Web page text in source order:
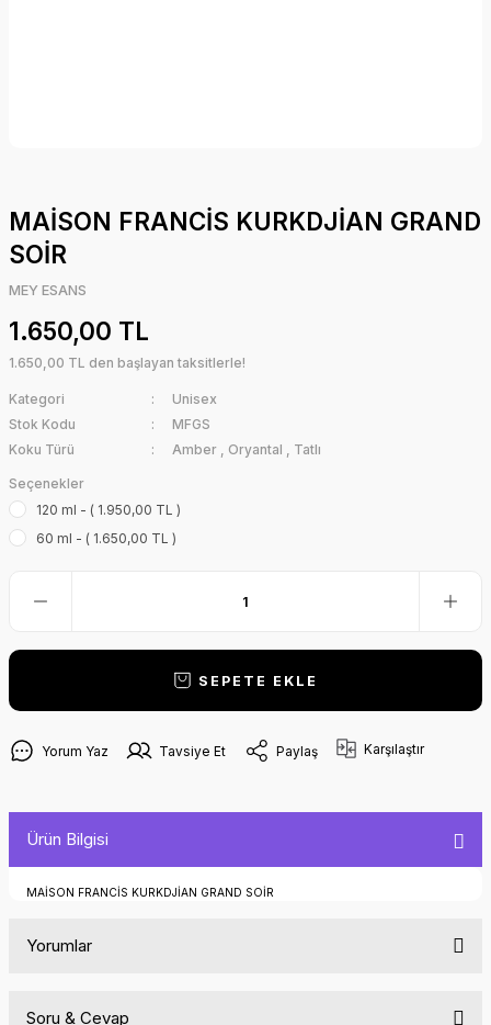
MAİSON FRANCİS KURKDJİAN GRAND
SOİR
MEY ESANS
1.650,00 TL
1.650,00 TL den başlayan taksitlerle!
Kategori
Unisex
Stok Kodu
MFGS
Koku Türü
Amber , Oryantal , Tatlı
Seçenekler
120 ml - ( 1.950,00 TL )
60 ml - ( 1.650,00 TL )
SEPETE EKLE
Yorum Yaz Tavsiye Et Paylaş Karşılaştır
Ürün Bilgisi
MAİSON FRANCİS KURKDJİAN GRAND SOİR
Yorumlar
Soru & Cevap